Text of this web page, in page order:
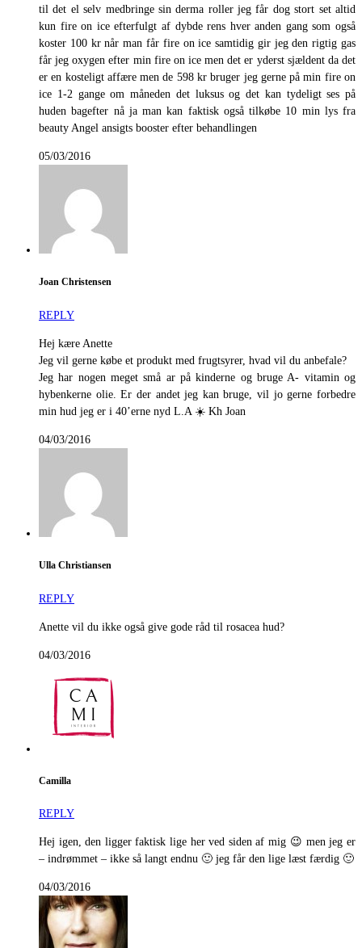
til det el selv medbringe sin derma roller jeg får dog stort set altid
kun fire on ice efterfulgt af dybde rens hver anden gang som også
koster 100 kr når man får fire on ice samtidig gir jeg den rigtig gas
får jeg oxygen efter min fire on ice men det er yderst sjældent da det
er en kosteligt affære men de 598 kr bruger jeg gerne på min fire on
ice 1-2 gange om måneden det luksus og det kan tydeligt ses på
huden bagefter nå ja man kan faktisk også tilkøbe 10 min lys fra
beauty Angel ansigts booster efter behandlingen
05/03/2016
Joan Christensen
REPLY
Hej kære Anette
Jeg vil gerne købe et produkt med frugtsyrer, hvad vil du anbefale?
Jeg har nogen meget små ar på kinderne og bruge A- vitamin og
hybenkerne olie. Er der andet jeg kan bruge, vil jo gerne forbedre
min hud jeg er i 40’erne nyd L.A ☀️ Kh Joan
04/03/2016
Ulla Christiansen
REPLY
Anette vil du ikke også give gode råd til rosacea hud?
04/03/2016
Camilla
REPLY
Hej igen, den ligger faktisk lige her ved siden af mig 😉 men jeg er
– indrømmet – ikke så langt endnu 🙂 jeg får den lige læst færdig 🙂
04/03/2016